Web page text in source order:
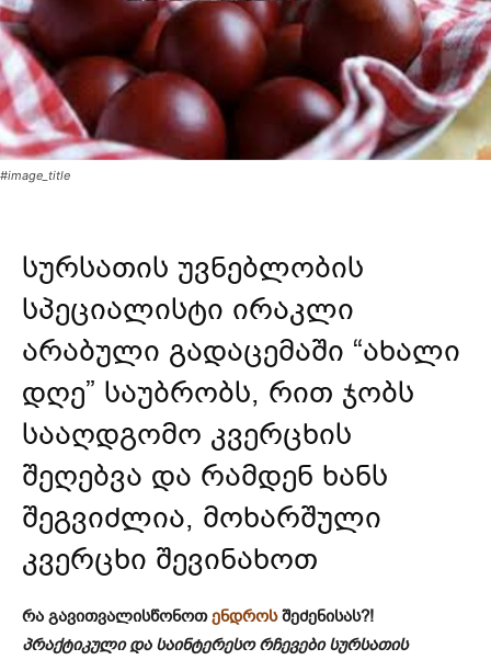
#image_title
სურსათის უვნებლობის
სპეციალისტი ირაკლი
არაბული გადაცემაში “ახალი
დღე” საუბრობს, რით ჯობს
სააღდგომო კვერცხის
შეღებვა და რამდენ ხანს
შეგვიძლია, მოხარშული
კვერცხი შევინახოთ
რა გავითვალისწონოთენდროსშეძენისას?!
პრაქტიკული და საინტერესო რჩევები სურსათის